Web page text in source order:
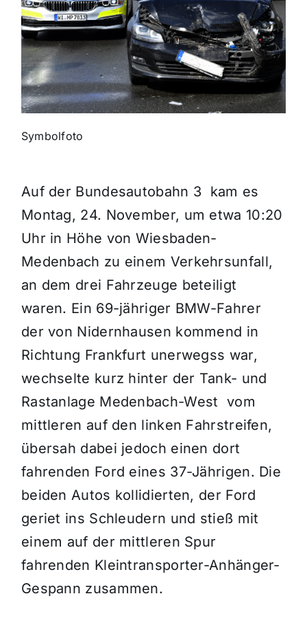
Themen und Termine
Gewinnspiele
Symbolfoto
Auf der Bundesautobahn 3 kam es
Montag, 24. November, um etwa 10:20
Uhr in Höhe von Wiesbaden-
Medenbach zu einem Verkehrsunfall,
an dem drei Fahrzeuge beteiligt
waren. Ein 69-jähriger BMW-Fahrer
der von Nidernhausen kommend in
Richtung Frankfurt unerwegss war,
wechselte kurz hinter der Tank- und
Rastanlage Medenbach-West vom
mittleren auf den linken Fahrstreifen,
übersah dabei jedoch einen dort
fahrenden Ford eines 37-Jährigen. Die
beiden Autos kollidierten, der Ford
geriet ins Schleudern und stieß mit
einem auf der mittleren Spur
fahrenden Kleintransporter-Anhänger-
Gespann zusammen.